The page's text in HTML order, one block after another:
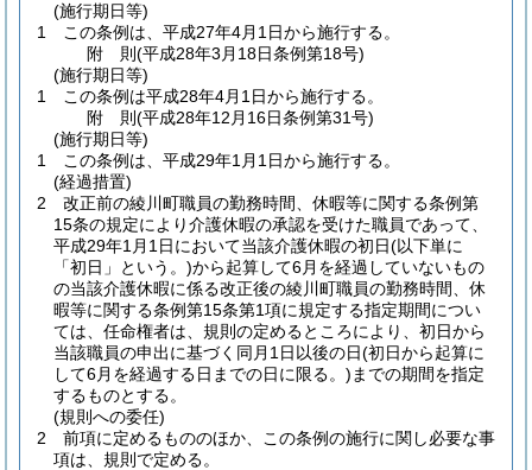
(施行期日等)
1
この条例は、平成27年4月1日から施行する。
附 則(平成28年3月18日条例第18号)
(施行期日等)
1
この条例は平成28年4月1日から施行する。
附 則(平成28年12月16日条例第31号)
(施行期日等)
1
この条例は、平成29年1月1日から施行する。
(経過措置)
2
改正前の綾川町職員の勤務時間、休暇等に関する条例第
15条の規定により介護休暇の承認を受けた職員であって、
平成29年1月1日において当該介護休暇の初日(以下単に
「初日」という。)から起算して6月を経過していないもの
の当該介護休暇に係る改正後の綾川町職員の勤務時間、休
暇等に関する条例第15条第1項に規定する指定期間につい
ては、任命権者は、規則の定めるところにより、初日から
当該職員の申出に基づく同月1日以後の日(初日から起算に
して6月を経過する日までの日に限る。) までの期間を指定
するものとする。
(規則への委任)
2
前項に定めるもののほか、この条例の施行に関し必要な事
項は、規則で定める。